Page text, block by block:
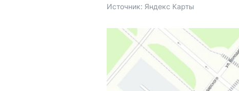
Источник: Яндекс Карты